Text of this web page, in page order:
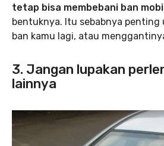
tetap bisa membebani ban mobil
bentuknya. Itu sebabnya
ban kamu lagi, atau
3. Jangan lupakan
lainnya